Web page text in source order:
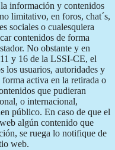
información y contenidos
limitativo, en foros, chat´s,
sociales o cualesquiera
contenidos de forma
No obstante y en
y 16 de la LSSI-CE, el
los usuarios, autoridades y
activa en la retirada o
que pudieran
o internacional,
público. En caso de que el
algún contenido que
se ruega lo notifique de
web.